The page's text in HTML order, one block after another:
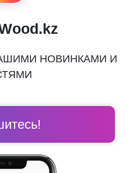
НОВИНКАМИ И